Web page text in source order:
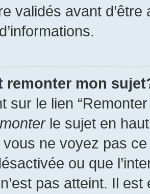
validés avant
remonter mon
sur le lien
le sujet en
ne voyez pas
ou que
pas atteint. Il